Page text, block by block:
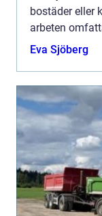
bostäder eller
arbeten
underhåll till
Eva Sjöberg